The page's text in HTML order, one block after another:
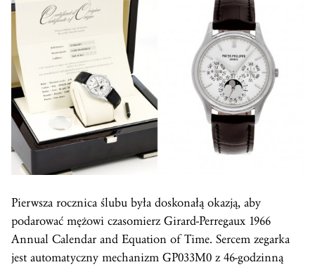
Pierwsza rocznica ślubu była doskonałą okazją, aby
podarować mężowi czasomierz Girard-Perregaux 1966
Annual Calendar and Equation of Time. Sercem zegarka
jest automatyczny mechanizm GP033M0 z 46-godzinną